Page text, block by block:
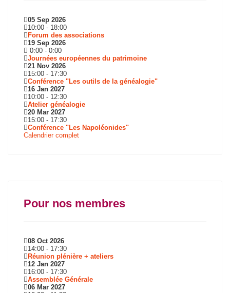
05 Sep 2026
10:00 - 18:00
Forum des associations
19 Sep 2026
0:00 - 0:00
Journées européennes du patrimoine
21 Nov 2026
15:00 - 17:30
Conférence "Les outils de la généalogie"
16 Jan 2027
10:00 - 12:30
Atelier généalogie
20 Mar 2027
15:00 - 17:30
Conférence "Les Napoléonides"
Calendrier complet
Pour nos membres
08 Oct 2026
14:00 - 17:30
Réunion plénière + ateliers
12 Jan 2027
16:00 - 17:30
Assemblée Générale
06 Mar 2027